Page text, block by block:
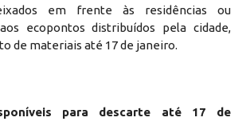
em frente às residências ou
ecopontos distribuídos pela cidade,
de materiais até 17 de janeiro.
para descarte até 17 de